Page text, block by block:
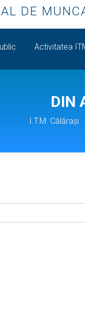
DE
Activitatea
DIN
I.T.M. Călăraşi